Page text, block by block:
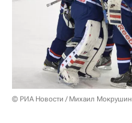
© РИА Новости / Михаил Мокрушин